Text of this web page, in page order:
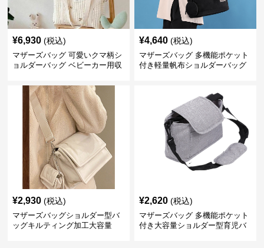
¥6,930 (税込)
マザーズバッグ 可愛いクマ柄シ
ョルダーバッグ ベビーカー用収
¥4,640 (税込)
マザーズバッグ 多機能ポケット
付き軽量帆布ショルダーバッグ
¥2,930 (税込)
マザーズバッグショルダー型バ
ッグキルティング加工大容量
¥2,620 (税込)
マザーズバッグ 多機能ポケット
付き大容量ショルダー型育児バ